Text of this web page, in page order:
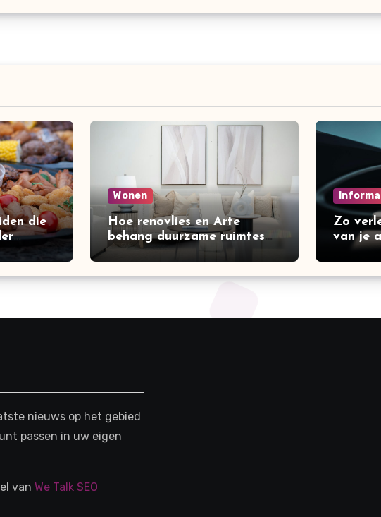
die
Wonen
Hoe renovlies en Arte
behang duurzame ruimtes
creëren
Zo
van je
nieuws op het gebied
passen in uw eigen
van We Talk SEO